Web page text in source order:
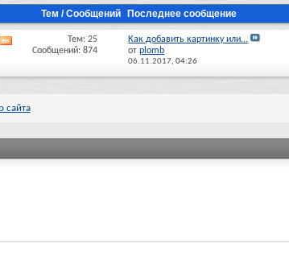
Тем / Сообщений Последнее сообщение
лента
раздела
Тем: 25
Сообщений: 874
Как добавить картинку или...
отplomb
06.11.2017,04:26
сайта